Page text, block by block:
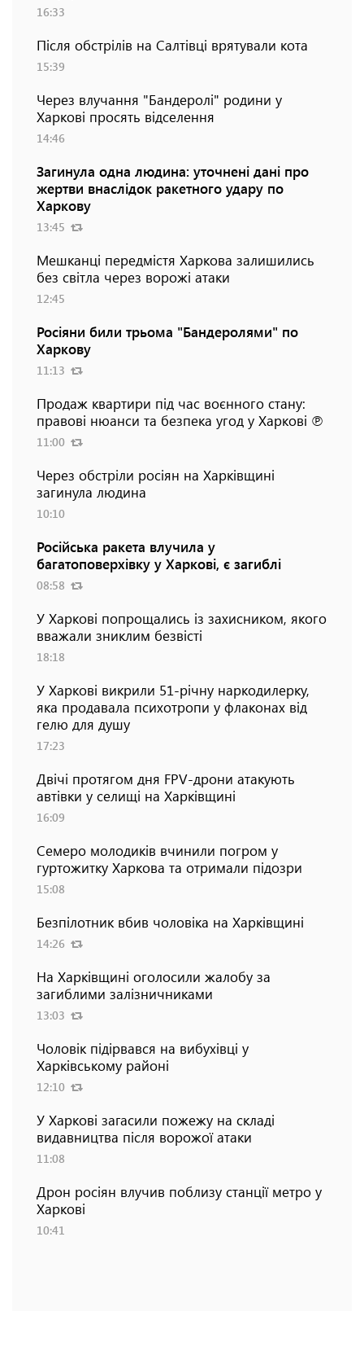
16:33
Після обстрілів на Салтівці врятували кота
15:39
Через влучання "Бандеролі" родини у
Харкові просять відселення
14:46
Загинула одна людина: уточнені дані про
жертви внаслідок ракетного удару по
Харкову
13:45
Мешканці передмістя Харкова залишились
без світла через ворожі атаки
12:45
Росіяни били трьома "Бандеролями" по
Харкову
11:13
Продаж квартири під час воєнного стану:
правові нюанси та безпека угод у Харкові ℗
11:00
Через обстріли росіян на Харківщині
загинула людина
10:10
Російська ракета влучила у
багатоповерхівку у Харкові, є загиблі
08:58
У Харкові попрощались із захисником, якого
вважали зниклим безвісті
18:18
У Харкові викрили 51-річну наркодилерку,
яка продавала психотропи у флаконах від
гелю для душу
17:23
Двічі протягом дня FPV-дрони атакують
автівки у селищі на Харківщині
16:09
Семеро молодиків вчинили погром у
гуртожитку Харкова та отримали підозри
15:08
Безпілотник вбив чоловіка на Харківщині
14:26
На Харківщині оголосили жалобу за
загиблими залізничниками
13:03
Чоловік підірвався на вибухівці у
Харківському районі
12:10
У Харкові загасили пожежу на складі
видавництва після ворожої атаки
11:08
Дрон росіян влучив поблизу станції метро у
Харкові
10:41